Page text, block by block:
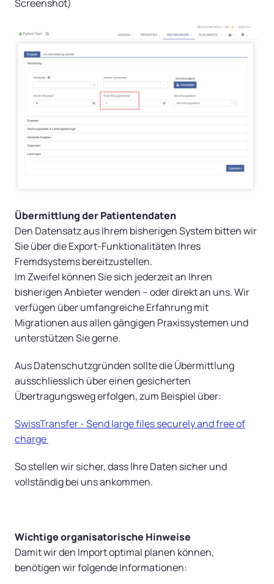
Screenshot)
Übermittlung der Patientendaten
Den Datensatz aus Ihrem bisherigen System bitten wir
Sie über die Export-Funktionalitäten Ihres
Fremdsystems bereitzustellen.
Im Zweifel können Sie sich jederzeit an Ihren
bisherigen Anbieter wenden – oder direkt an uns. Wir
verfügen über umfangreiche Erfahrung mit
Migrationen aus allen gängigen Praxissystemen und
unterstützen Sie gerne.
Aus Datenschutzgründen sollte die Übermittlung
ausschliesslich über einen gesicherten
Übertragungsweg erfolgen, zum Beispiel über:
SwissTransfer - Send large files securely and free of
charge
So stellen wir sicher, dass Ihre Daten sicher und
vollständig bei uns ankommen.
Wichtige organisatorische Hinweise
Damit wir den Import optimal planen können,
benötigen wir folgende Informationen: